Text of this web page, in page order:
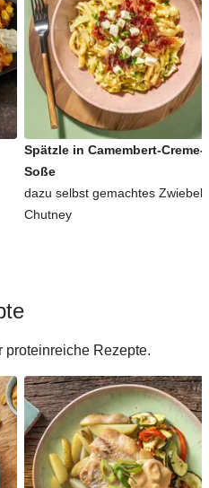
Spätzle in Camembert-Creme-
Soße
dazu selbst gemachtes Zwiebel-
Chutney
proteinreiche Rezepte.